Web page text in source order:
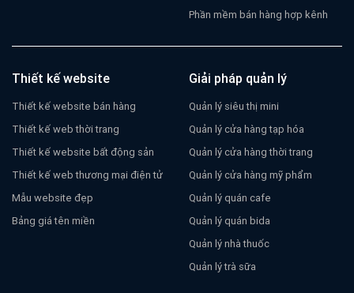
Phần mềm bán hàng hợp kênh
Thiết kế website
Thiết kế website bán hàng
Thiết kế web thời trang
Thiết kế website bất động sản
Thiết kế web thương mại điện tử
Mẫu website đẹp
Bảng giá tên miền
Giải pháp quản lý
Quản lý siêu thị mini
Quản lý cửa hàng tạp hóa
Quản lý cửa hàng thời trang
Quản lý cửa hàng mỹ phẩm
Quản lý quán cafe
Quản lý quán bida
Quản lý nhà thuốc
Quản lý trà sữa